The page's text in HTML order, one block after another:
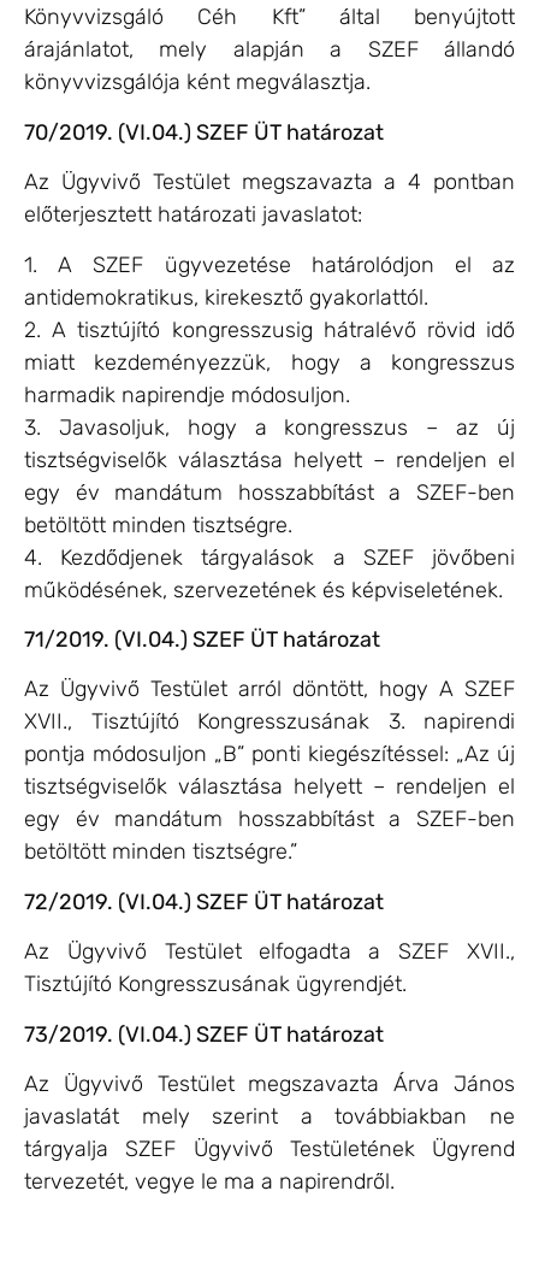
Könyvvizsgáló Céh Kft” által benyújtott
árajánlatot, mely alapján a SZEF állandó
könyvvizsgálója ként megválasztja.
70/2019. (VI.04.) SZEF ÜT határozat
Az Ügyvivő Testület megszavazta a 4 pontban
előterjesztett határozati javaslatot:
1. A SZEF ügyvezetése határolódjon el az
antidemokratikus, kirekesztő gyakorlattól.
2. A tisztújító kongresszusig hátralévő rövid idő
miatt kezdeményezzük, hogy a kongresszus
harmadik napirendje módosuljon.
3. Javasoljuk, hogy a kongresszus – az új
tisztségviselők választása helyett – rendeljen el
egy év mandátum hosszabbítást a SZEF-ben
betöltött minden tisztségre.
4. Kezdődjenek tárgyalások a SZEF jövőbeni
működésének, szervezetének és képviseletének.
71/2019. (VI.04.) SZEF ÜT határozat
Az Ügyvivő Testület arról döntött, hogy A SZEF
XVII., Tisztújító Kongresszusának 3. napirendi
pontja módosuljon „B” ponti kiegészítéssel: „Az új
tisztségviselők választása helyett – rendeljen el
egy év mandátum hosszabbítást a SZEF-ben
betöltött minden tisztségre.”
72/2019. (VI.04.) SZEF ÜT határozat
Az Ügyvivő Testület elfogadta a SZEF XVII.,
Tisztújító Kongresszusának ügyrendjét.
73/2019. (VI.04.) SZEF ÜT határozat
Az Ügyvivő Testület megszavazta Árva János
javaslatát mely szerint a továbbiakban ne
tárgyalja SZEF Ügyvivő Testületének Ügyrend
tervezetét, vegye le ma a napirendről.